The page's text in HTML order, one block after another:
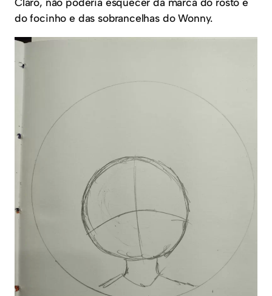
do focinho e das sobrancelhas do Wonny.